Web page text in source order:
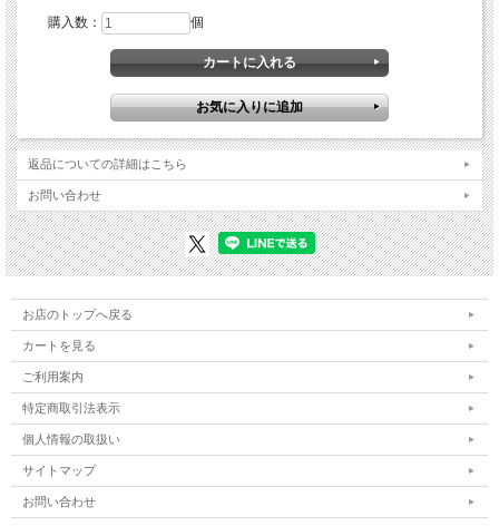
購入数： 個
返品についての詳細はこちら
お問い合わせ
お店のトップへ戻る
カートを見る
ご利用案内
特定商取引法表示
個人情報の取扱い
サイトマップ
お問い合わせ